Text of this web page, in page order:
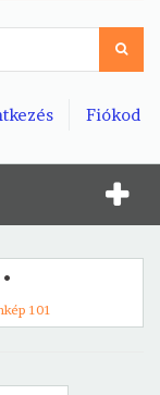
Fiókod
101